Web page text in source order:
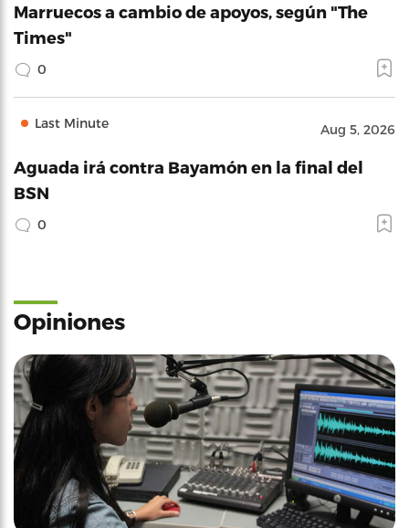
Marruecos a cambio de apoyos, según "The
Times"
0
Last Minute Aug 5, 2026
Aguada irá contra Bayamón en la final del
BSN
0
Opiniones